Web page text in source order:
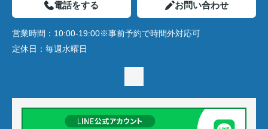
電話をする お問い合わせ
営業時間： 10:00-19:00※事前予約で時間外対応可
定休日： 毎週水曜日